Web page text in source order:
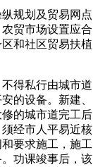
规划及贸易网点
贸市场设置应合
和社区贸易扶植
得私行由城市道
的设备。新建、
的城市道完工后
经市人平易近核
要求施工，施工
功课竣事后，该